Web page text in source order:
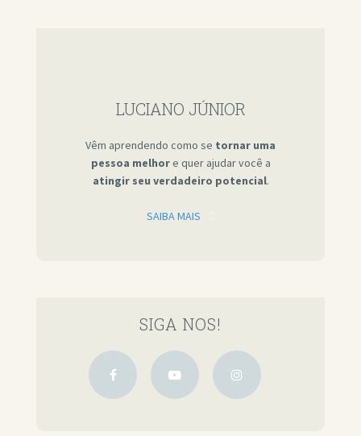
LUCIANO JÚNIOR
Vêm aprendendo como se tornar uma
pessoa melhore quer ajudar você a
atingir seu verdadeiro potencial.
SAIBA MAIS
SIGA NOS!